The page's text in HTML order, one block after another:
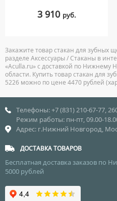
3 910 руб.
Закажите товар стакан для зубных
разделе Аксессуары / Стаканы в
«Aculla.ru» с доставкой по Нижнему
области. Купить товар стакан для
5226 можно по цене 4470 рублей
Телефоны: +7 (831) 210-67-77,
Режим работы: пн-пт, 09.00-
Адрес: г.Нижний Новгород,
ДОСТАВКА ТОВАРОВ
Бесплатная доставка заказов по
5000 рублей